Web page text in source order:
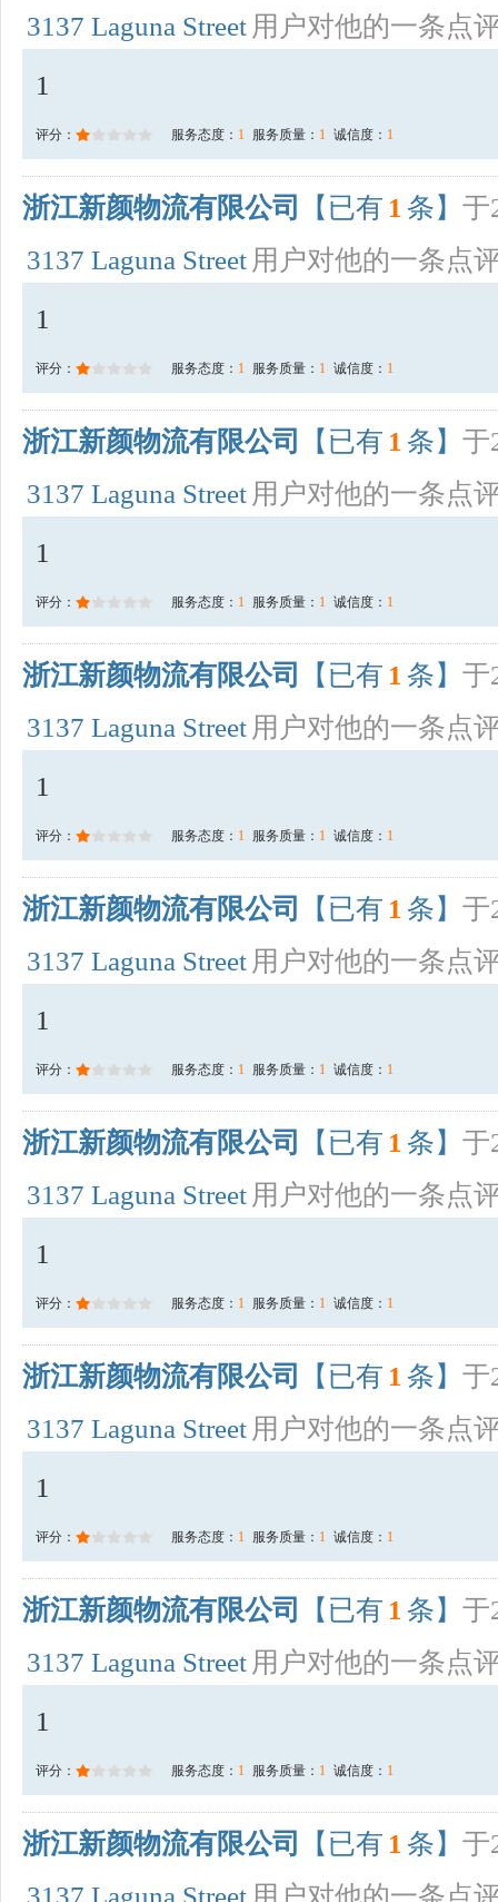
3137 Laguna Street 用户对他的一条点
1
评分： 服务态度： 1 服务质量： 1 诚信度： 1
浙江新颜物流有限公司 【已有 1 条】 于
3137 Laguna Street 用户对他的一条点
1
评分： 服务态度： 1 服务质量： 1 诚信度： 1
浙江新颜物流有限公司 【已有 1 条】 于
3137 Laguna Street 用户对他的一条点
1
评分： 服务态度： 1 服务质量： 1 诚信度： 1
浙江新颜物流有限公司 【已有 1 条】 于
3137 Laguna Street 用户对他的一条点
1
评分： 服务态度： 1 服务质量： 1 诚信度： 1
浙江新颜物流有限公司 【已有 1 条】 于
3137 Laguna Street 用户对他的一条点
1
评分： 服务态度： 1 服务质量： 1 诚信度： 1
浙江新颜物流有限公司 【已有 1 条】 于
3137 Laguna Street 用户对他的一条点
1
评分： 服务态度： 1 服务质量： 1 诚信度： 1
浙江新颜物流有限公司 【已有 1 条】 于
3137 Laguna Street 用户对他的一条点
1
评分： 服务态度： 1 服务质量： 1 诚信度： 1
浙江新颜物流有限公司 【已有 1 条】 于
3137 Laguna Street 用户对他的一条点
1
评分： 服务态度： 1 服务质量： 1 诚信度： 1
浙江新颜物流有限公司 【已有 1 条】 于
3137 Laguna Street 用户对他的一条点